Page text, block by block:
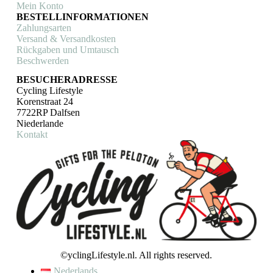
Mein Konto
BESTELLINFORMATIONEN
Zahlungsarten
Versand & Versandkosten
Rückgaben und Umtausch
Beschwerden
BESUCHERADRESSE
Cycling Lifestyle
Korenstraat 24
7722RP Dalfsen
Niederlande
Kontakt
©yclingLifestyle.nl. All rights reserved.
Nederlands